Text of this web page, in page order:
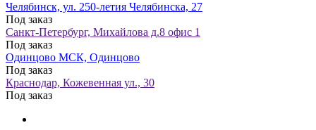
Челябинск, ул. 250-летия Челябинска, 27
Под заказ
Санкт-Петербург, Михайлова д.8 офис 1
Под заказ
Одинцово МСК, Одинцово
Под заказ
Краснодар, Кожевенная ул., 30
Под заказ